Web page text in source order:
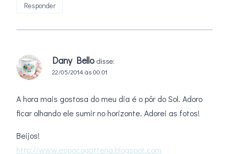
Responder
Dany Bello disse:
22/05/2014 às 00:01
A hora mais gostosa do meu dia é o pôr do Sol. Adoro
ficar olhando ele sumir no horizonte. Adorei as fotos!
Beijos!
http://www.espacogattena.blogspot.com